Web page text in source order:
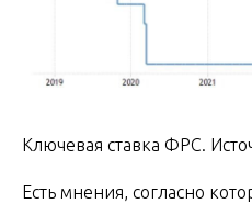
Ключевая ставка ФРС.
Есть мнения, согласно